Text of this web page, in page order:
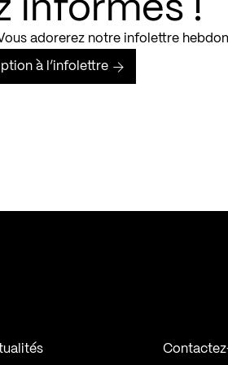
informés !
adorerez notre infolettre
à l’infolettre